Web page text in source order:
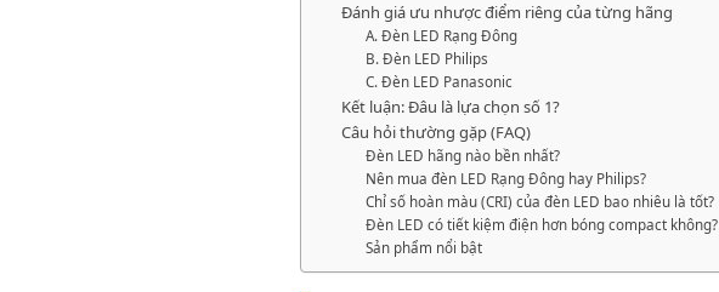
Đánh giá ưu nhược điểm riêng của từng hãng
A. Đèn LED Rạng Đông
B. Đèn LED Philips
C. Đèn LED Panasonic
Kết luận: Đâu là lựa chọn số 1?
Câu hỏi thường gặp (FAQ)
Đèn LED hãng nào bền nhất?
Nên mua đèn LED Rạng Đông hay Philips?
Chỉ số hoàn màu (CRI) của đèn LED bao nhiêu là tốt?
Đèn LED có tiết kiệm điện hơn bóng compact không?
Sản phẩm nổi bật